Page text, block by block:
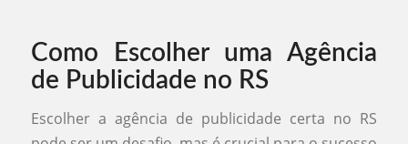
Como Escolher uma Agência
de Publicidade no RS
Escolher a agência de publicidade certa no RS